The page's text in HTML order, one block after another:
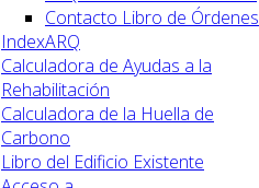
Contacto Libro de Órdenes
IndexARQ
Calculadora de Ayudas a la
Rehabilitación
Calculadora de la Huella de
Carbono
Libro del Edificio Existente